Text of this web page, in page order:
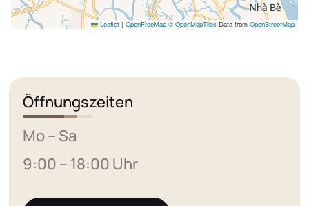
Leaflet | OpenFreeMap © OpenMapTiles Data from OpenStreetMap
Öffnungszeiten
Mo – Sa
9:00 – 18:00 Uhr